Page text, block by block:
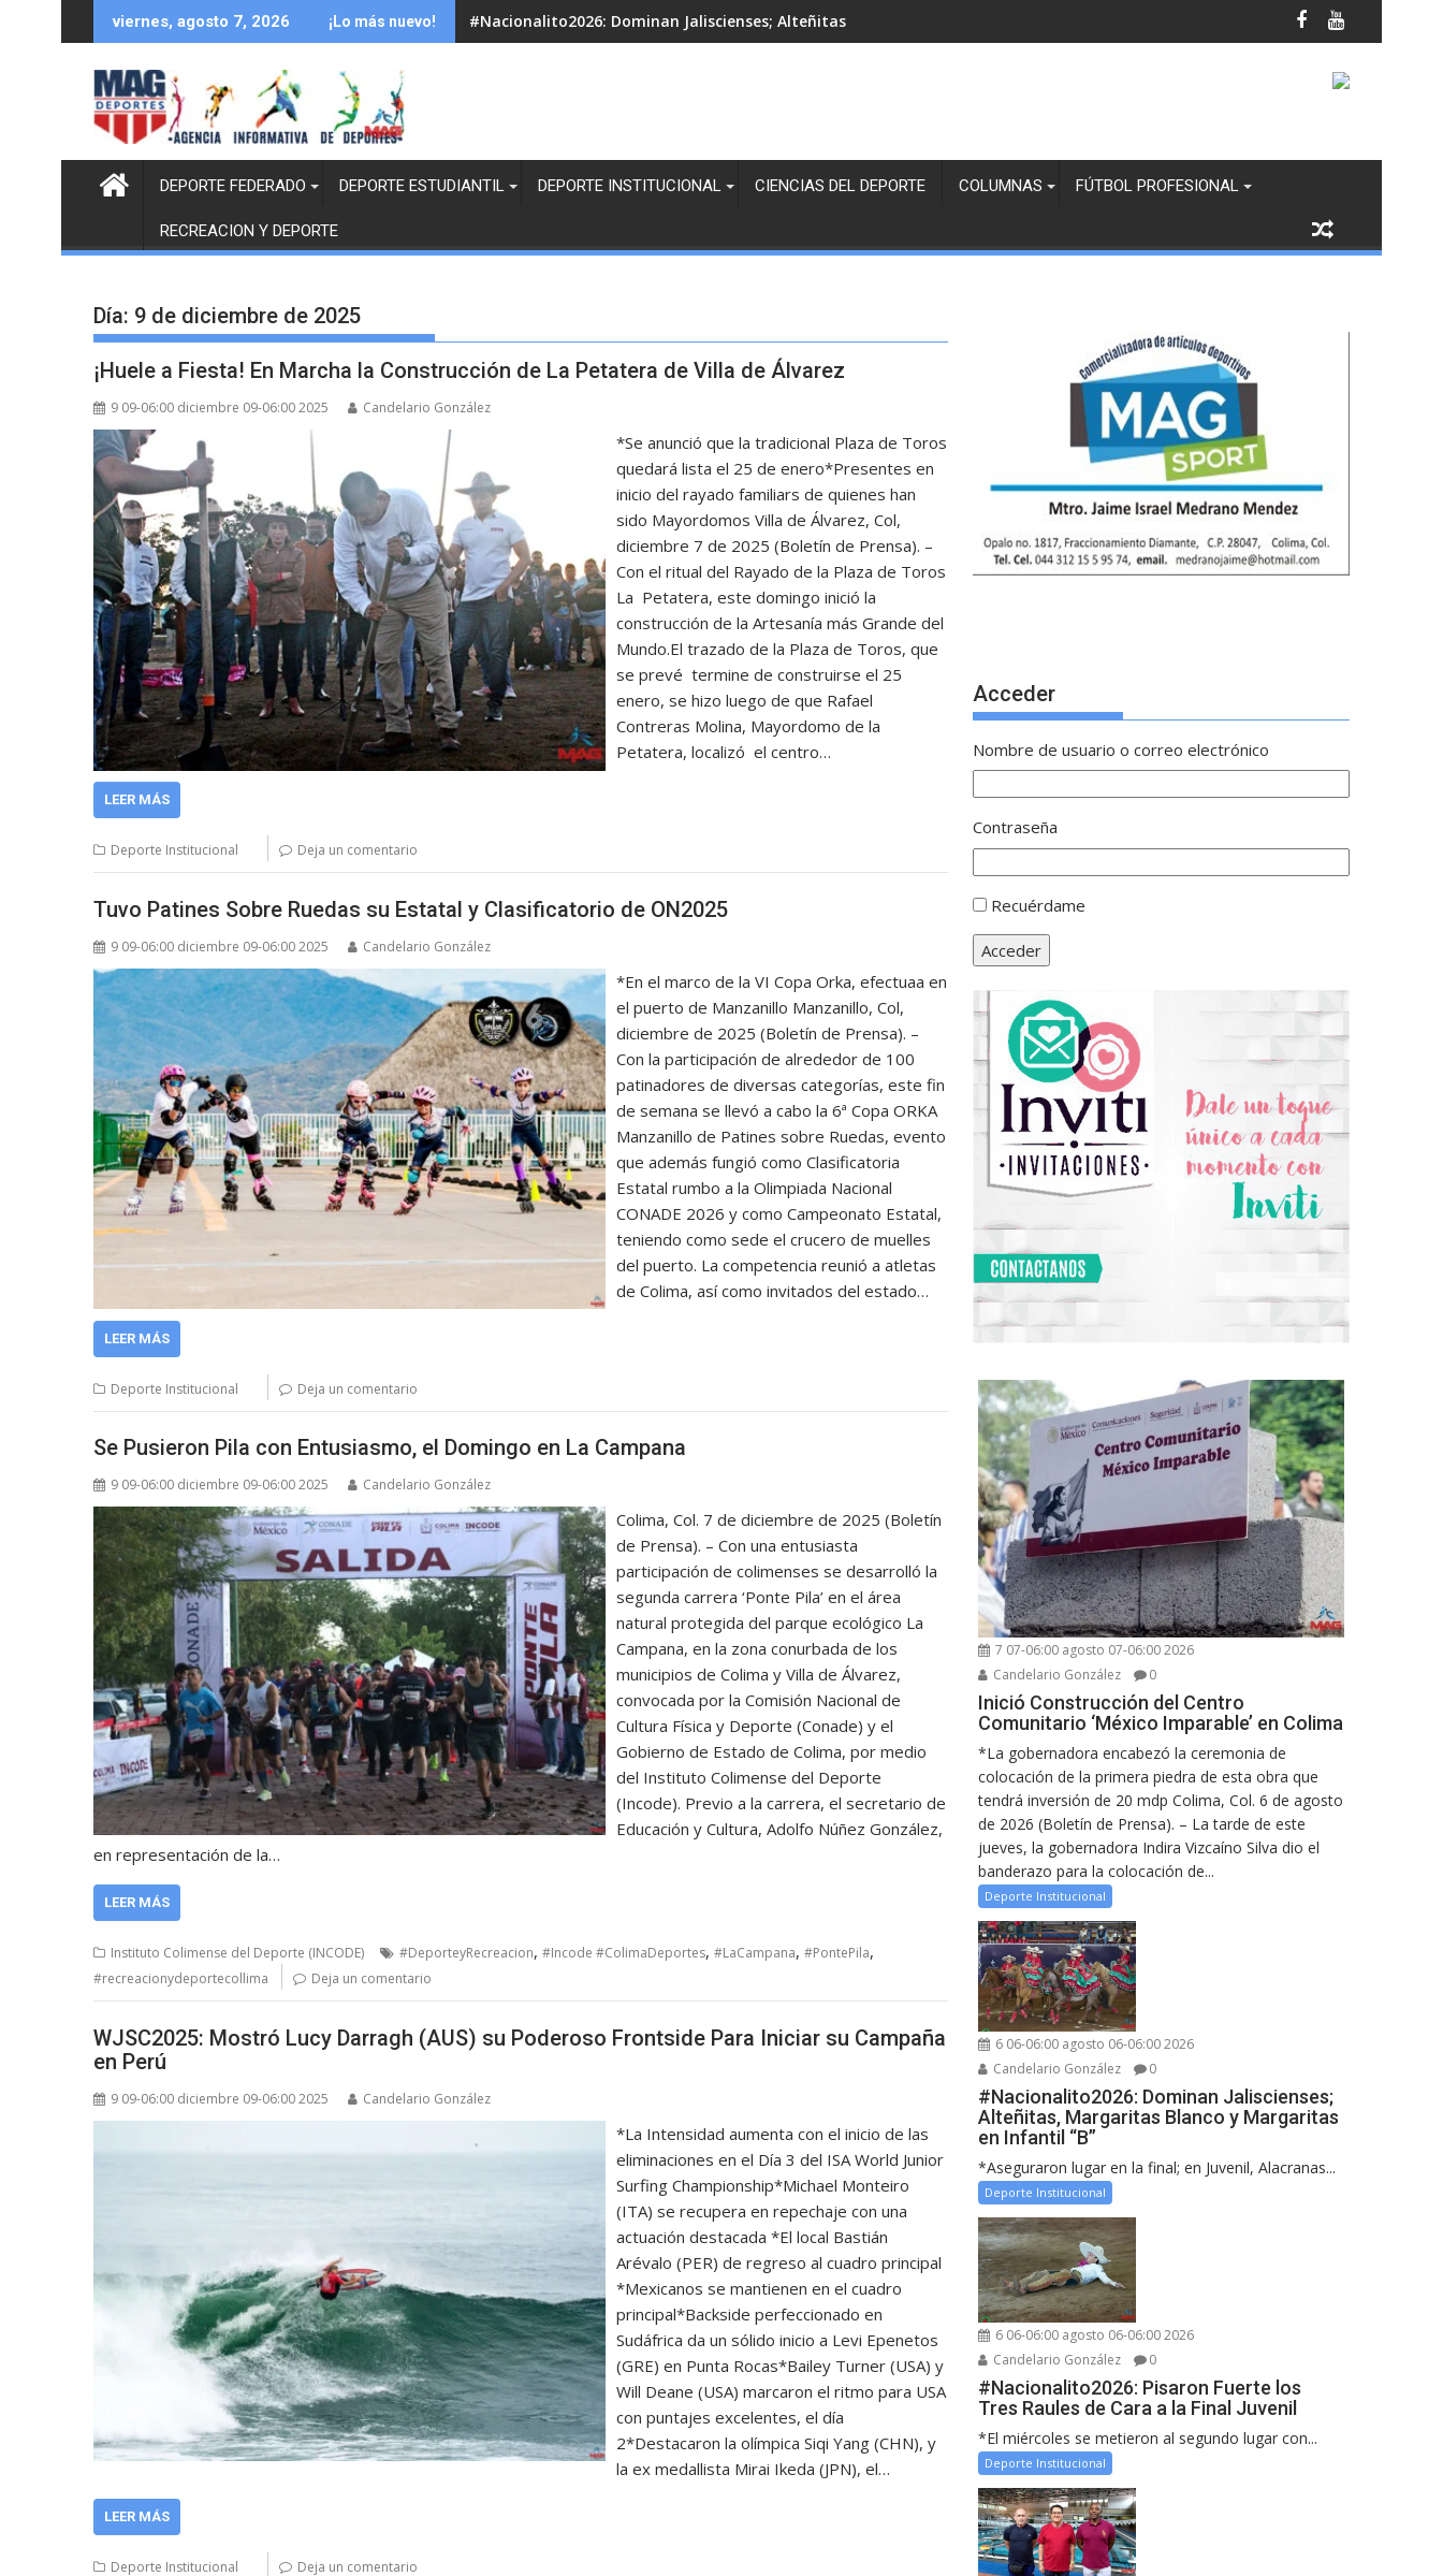
al
viernes, agosto 7, 2026 ¡Lo más nuevo! #Nacionalito2026: Dominan Jaliscienses; Alteñitas, Margaritas Blanco y Margaritas en Infantil “B”
DEPORTE FEDERADO DEPORTE ESTUDIANTIL DEPORTE INSTITUCIONAL CIENCIAS DEL DEPORTE COLUMNAS FÚTBOL PROFESIONAL
RECREACION Y DEPORTE
Día: 9 de diciembre de 2025
¡Huele a Fiesta! En Marcha la Construcción de La Petatera de Villa de Álvarez
9 09-06:00 diciembre 09-06:00 2025 Candelario González
‎*Se anunció que la tradicional Plaza de Toros
quedará lista el 25 de enero*Presentes en
inicio del rayado familiars de quienes han
sido Mayordomos ‎‎Villa de Álvarez, Col,
diciembre 7 de 2025 (Boletín de Prensa). –
Con el ritual del Rayado de la Plaza de Toros
La Petatera, este domingo inició la
construcción de la Artesanía más Grande del
Mundo.‎‎El trazado de la Plaza de Toros, que
se prevé termine de construirse el 25
enero, se hizo luego de que Rafael
Contreras Molina, Mayordomo de la
Petatera, localizó el centro…
LEER MÁS
Deporte Institucional Deja un comentario
Tuvo Patines Sobre Ruedas su Estatal y Clasificatorio de ON2025
9 09-06:00 diciembre 09-06:00 2025 Candelario González
*En el marco de la VI Copa Orka, efectuaa en
el puerto de Manzanillo Manzanillo, Col,
diciembre de 2025 (Boletín de Prensa). –
Con la participación de alrededor de 100
patinadores de diversas categorías, este fin
de semana se llevó a cabo la 6ª Copa ORKA
Manzanillo de Patines sobre Ruedas, evento
que además fungió como Clasificatoria
Estatal rumbo a la Olimpiada Nacional
CONADE 2026 y como Campeonato Estatal,
teniendo como sede el crucero de muelles
del puerto. La competencia reunió a atletas
de Colima, así como invitados del estado…
LEER MÁS
Deporte Institucional Deja un comentario
Se Pusieron Pila con Entusiasmo, el Domingo en La Campana
9 09-06:00 diciembre 09-06:00 2025 Candelario González
Colima, Col. 7 de diciembre de 2025 (Boletín
de Prensa). – Con una entusiasta
participación de colimenses se desarrolló la
segunda carrera ‘Ponte Pila’ en el área
natural protegida del parque ecológico La
Campana, en la zona conurbada de los
municipios de Colima y Villa de Álvarez,
convocada por la Comisión Nacional de
Cultura Física y Deporte (Conade) y el
Gobierno de Estado de Colima, por medio
del Instituto Colimense del Deporte
(Incode). Previo a la carrera, el secretario de
Educación y Cultura, Adolfo Núñez González,
en representación de la…
LEER MÁS
Instituto Colimense del Deporte (INCODE) #DeporteyRecreacion, #Incode #ColimaDeportes, #LaCampana, #PontePila,
#recreacionydeportecollima Deja un comentario
WJSC2025: Mostró Lucy Darragh (AUS) su Poderoso Frontside Para Iniciar su Campaña
en Perú
9 09-06:00 diciembre 09-06:00 2025 Candelario González
*La Intensidad aumenta con el inicio de las
eliminaciones en el Día 3 del ISA World Junior
Surfing Championship*Michael Monteiro
(ITA) se recupera en repechaje con una
actuación destacada *El local Bastián
Arévalo (PER) de regreso al cuadro principal
*Mexicanos se mantienen en el cuadro
principal*Backside perfeccionado en
Sudáfrica da un sólido inicio a Levi Epenetos
(GRE) en Punta Rocas*Bailey Turner (USA) y
Will Deane (USA) marcaron el ritmo para USA
con puntajes excelentes, el día
2*Destacaron la olímpica Siqi Yang (CHN), y
la ex medallista Mirai Ikeda (JPN), el…
LEER MÁS
Deporte Institucional Deja un comentario
Acceder
Nombre de usuario o correo electrónico
Contraseña
Recuérdame
Acceder
7 07-06:00 agosto 07-06:00 2026
Candelario González
0
Inició Construcción del Centro
Comunitario ‘México Imparable’ en Colima
*La gobernadora encabezó la ceremonia de
colocación de la primera piedra de esta obra que
tendrá inversión de 20 mdp Colima, Col. 6 de agosto
de 2026 (Boletín de Prensa). – La tarde de este
jueves, la gobernadora Indira Vizcaíno Silva dio el
banderazo para la colocación de...
Deporte Institucional
6 06-06:00 agosto 06-06:00 2026
Candelario González
0
#Nacionalito2026: Dominan Jaliscienses;
Alteñitas, Margaritas Blanco y Margaritas
en Infantil “B”
*Aseguraron lugar en la final; en Juvenil, Alacranas...
Deporte Institucional
6 06-06:00 agosto 06-06:00 2026
Candelario González
0
#Nacionalito2026: Pisaron Fuerte los
Tres Raules de Cara a la Final Juvenil
*El miércoles se metieron al segundo lugar con...
Deporte Institucional